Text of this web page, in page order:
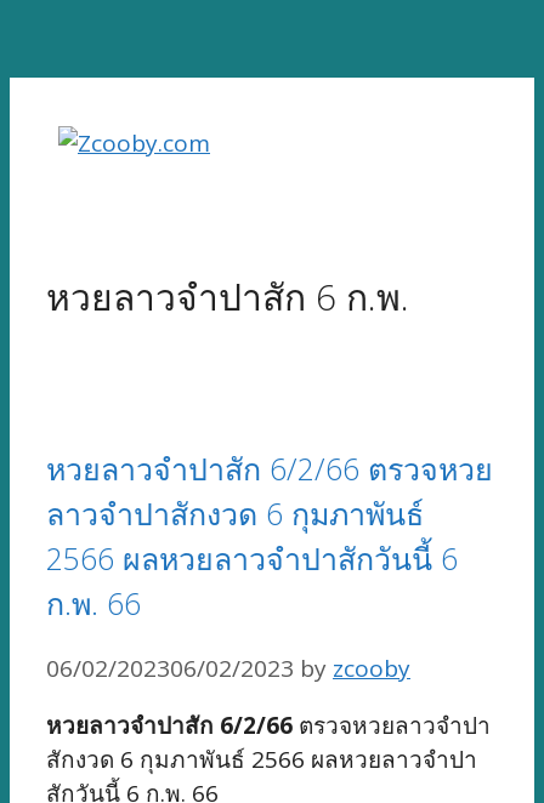
content
หวยลาวจำปาสัก 6 ก.พ.
หวยลาวจำปาสัก 6/2/66 ตรวจหวย
ลาวจำปาสักงวด 6 กุมภาพันธ์
2566 ผลหวยลาวจำปาสักวันนี้ 6
ก.พ. 66
06/02/202306/02/2023 by zcooby
หวยลาวจำปาสัก 6/2/66 ตรวจหวยลาวจำปา
สักงวด 6 กุมภาพันธ์ 2566 ผลหวยลาวจำปา
สักวันนี้ 6 ก.พ. 66